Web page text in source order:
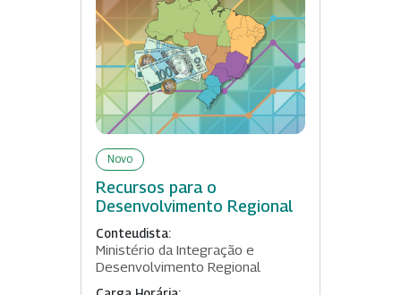
Novo
Recursos para o
Desenvolvimento Regional
Conteudista:
Ministério da Integração e
Desenvolvimento Regional